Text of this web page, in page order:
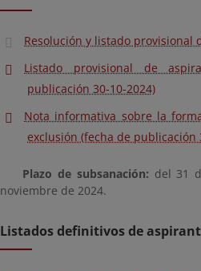
Resolución y listado provisional
Listado provisional de
publicación 30-10-2024)
Nota informativa sobre la
exclusión (fecha de publicación
Plazo de subsanación: del 31
noviembre de 2024.
Listados definitivos de